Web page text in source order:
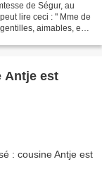
de Ségur, au
lire ceci : " Mme de
aimables, et
Antje est